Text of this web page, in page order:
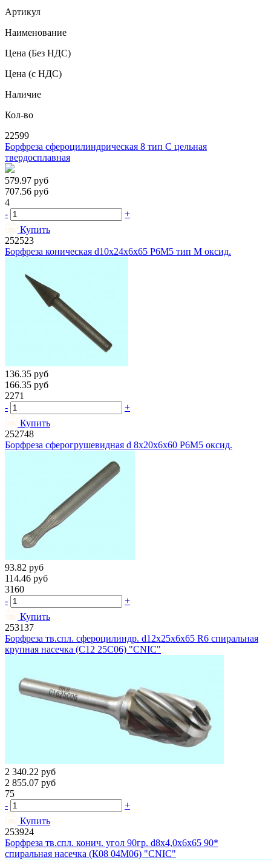
Артикул
Наименование
Цена (Без НДС)
Цена (с НДС)
Наличие
Кол-во
22599
Борфреза сфероцилиндрическая 8 тип C цельная
твердосплавная
579.97 руб
707.56 руб
4
-
+
Купить
252523
Борфреза коническая d10х24х6х65 Р6М5 тип М оксид.
136.35 руб
166.35 руб
2271
-
+
Купить
252748
Борфреза сферогрушевидная d 8х20х6х60 Р6М5 оксид.
93.82 руб
114.46 руб
3160
-
+
Купить
253137
Борфреза тв.спл. сфероцилиндр. d12х25х6х65 R6 спиральная
крупная насечка (C12 25С06) "CNIC"
2 340.22 руб
2 855.07 руб
75
-
+
Купить
253924
Борфреза тв.спл. конич. угол 90гр. d8х4,0х6х65 90*
спиральная насечка (К08 04М06) "CNIC"